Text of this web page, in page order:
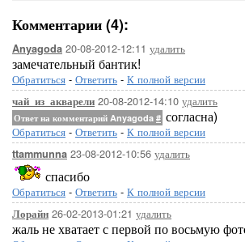
Комментарии (4):
Anyagoda 20-08-2012-12:11 удалить
замечательный бантик!
Обратиться - Ответить - К полной версии
чай_из_акварели 20-08-2012-14:10 удалить
Ответ на комментарий Anyagoda # согласна)
Обратиться - Ответить - К полной версии
ttammunna 23-08-2012-10:56 удалить
спасибо
Обратиться - Ответить - К полной версии
Лорайн 26-02-2013-01:21 удалить
жаль не хватает с первой по восьмую